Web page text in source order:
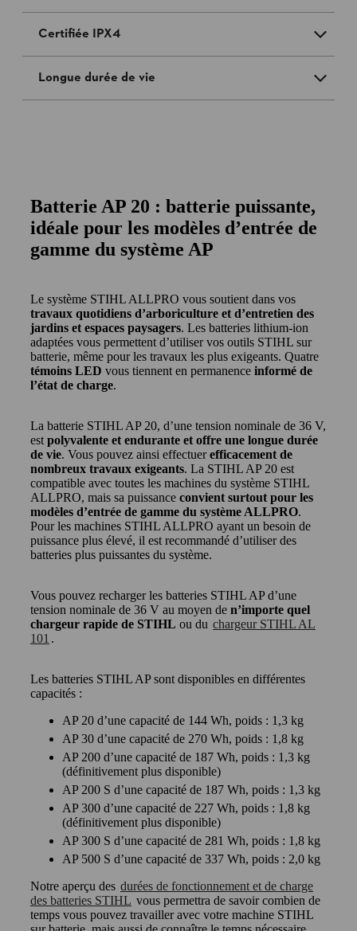
Certifiée IPX4
Longue durée de vie
Batterie AP 20 : batterie puissante,
idéale pour les modèles d’entrée de
gamme du système AP
Le système STIHL ALLPRO vous soutient dans vos
travaux quotidiens d’arboriculture et d’entretien des
jardins et espaces paysagers. Les batteries lithium-ion
adaptées vous permettent d’utiliser vos outils STIHL sur
batterie, même pour les travaux les plus exigeants. Quatre
témoins LED vous tiennent en permanence informé de
l’état de charge.
La batterie STIHL AP 20, d’une tension nominale de 36 V,
est polyvalente et endurante et offre une longue durée
de vie. Vous pouvez ainsi effectuerefficacement de
nombreux travaux exigeants. La STIHL AP 20 est
compatible avec toutes les machines du système STIHL
ALLPRO, mais sa puissance convient surtout pour les
modèles d’entrée de gamme du système ALLPRO.
Pour les machines STIHL ALLPRO ayant un besoin de
puissance plus élevé, il est recommandé d’utiliser des
batteries plus puissantes du système.
Vous pouvez recharger les batteries STIHL AP d’une
tension nominale de 36 V au moyen de n’importe quel
chargeur rapide de STIHL ou du chargeur STIHL AL
101 .
Les batteries STIHL AP sont disponibles en différentes
capacités :
AP 20 d’une capacité de 144 Wh, poids : 1,3 kg
AP 30 d’une capacité de 270 Wh, poids : 1,8 kg
AP 200 d’une capacité de 187 Wh, poids : 1,3 kg
(définitivement plus disponible)
AP 200 S d’une capacité de 187 Wh, poids : 1,3 kg
AP 300 d’une capacité de 227 Wh, poids : 1,8 kg
(définitivement plus disponible)
AP 300 S d’une capacité de 281 Wh, poids : 1,8 kg
AP 500 S d’une capacité de 337 Wh, poids : 2,0 kg
Notre aperçu des durées de fonctionnement et de charge
des batteries STIHL vous permettra de savoir combien de
temps vous pouvez travailler avec votre machine STIHL